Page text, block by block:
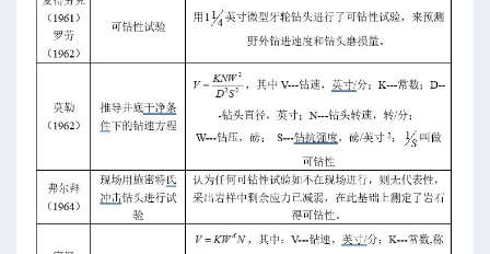
高级模式-五段式
高级模式-双增式
简单模式-三段式
简单模式-多靶三段式
简单模式-五段式
简单模式-双增式